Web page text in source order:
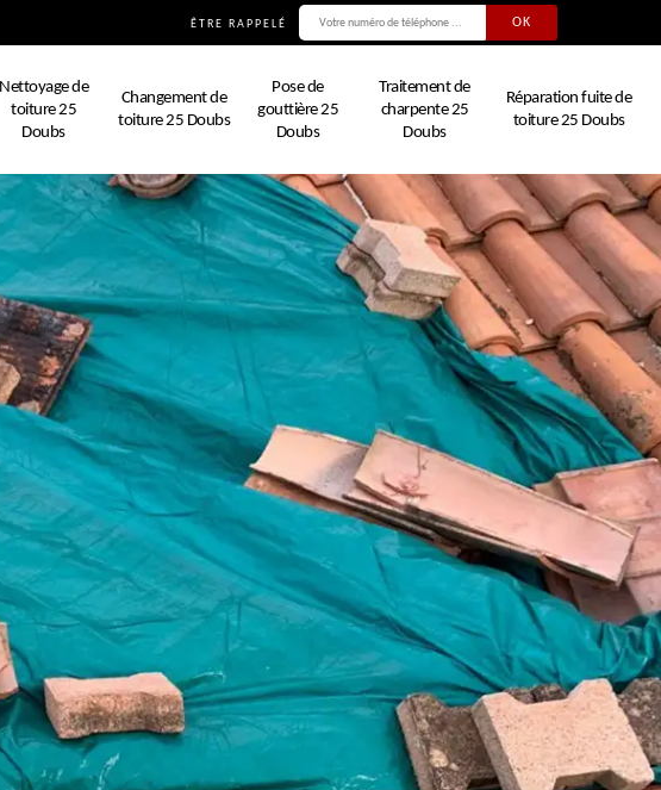
ÊTRE RAPPELÉ
Nettoyage de
toiture 25
Doubs
Changement de
toiture 25 Doubs
Pose de
gouttière 25
Doubs
Traitement de
charpente 25
Doubs
Réparation fuite de
toiture 25 Doubs